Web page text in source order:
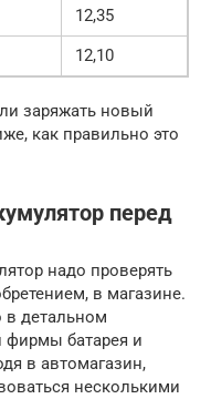
12,35
12,10
заряжать новый
как правильно это
перед
надо проверять
в магазине.
в детальном
фирмы батарея и
в автомагазин,
несколькими